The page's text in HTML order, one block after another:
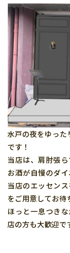
水戸の夜をゆった
です！
当店は、肩肘張
お酒が自慢のダ
当店のエッセン
をご用意してお待
ほっと一息つき
店の方も大歓迎で